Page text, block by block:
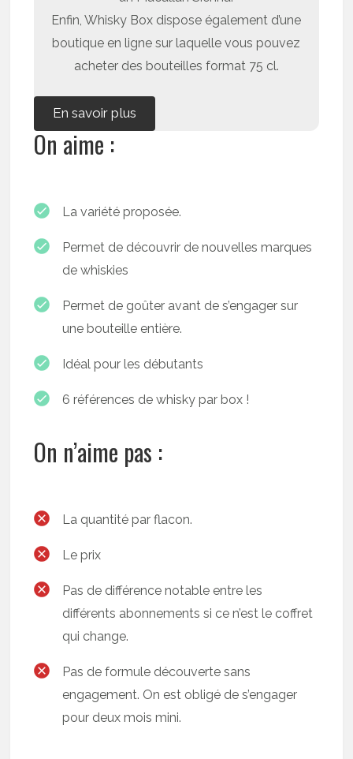
Enfin, Whisky Box dispose également d’une
boutique en ligne sur laquelle vous pouvez
acheter des bouteilles format 75 cl.
En savoir plus
On aime :
La variété proposée.
Permet de découvrir de nouvelles marques
de whiskies
Permet de goûter avant de s’engager sur
une bouteille entière.
Idéal pour les débutants
6 références de whisky par box !
On n’aime pas :
La quantité par flacon.
Le prix
Pas de différence notable entre les
différents abonnements si ce n’est le coffret
qui change.
Pas de formule découverte sans
engagement. On est obligé de s’engager
pour deux mois mini.